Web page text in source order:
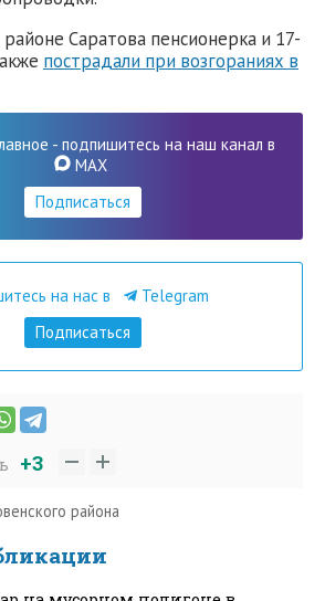
Саратова пенсионерка и 17-
пострадали при возгораниях в
- подпишитесь на наш канал в
MAX
Подписаться
на нас в
Telegram
Подписаться
+3
района